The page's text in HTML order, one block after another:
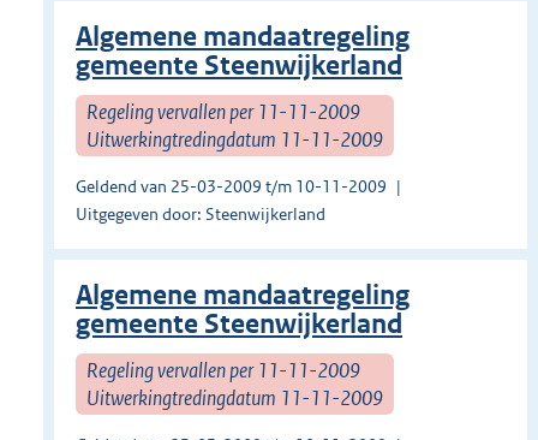
Algemene mandaatregeling
gemeente Steenwijkerland
Regeling vervallen per 11-11-2009
Uitwerkingtredingdatum 11-11-2009
Geldend van 25-03-2009 t/m 10-11-2009
Uitgegeven door: Steenwijkerland
Algemene mandaatregeling
gemeente Steenwijkerland
Regeling vervallen per 11-11-2009
Uitwerkingtredingdatum 11-11-2009